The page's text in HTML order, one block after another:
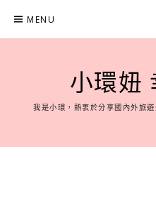
content
MENU
小環妞
我是小環，熱衷於分享國內外旅